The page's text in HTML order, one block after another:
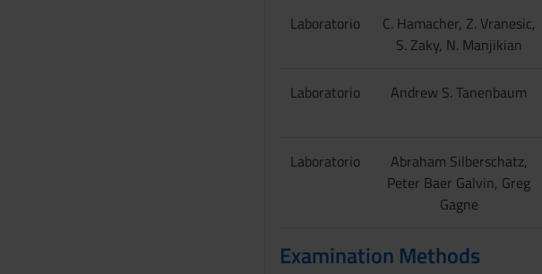
Laboratorio
C. Hamacher, Z. Vranesic,
S. Zaky, N. Manjikian
Laboratorio Andrew S. Tanenbaum
Laboratorio
Abraham Silberschatz,
Peter Baer Galvin, Greg
Gagne
Examination Methods